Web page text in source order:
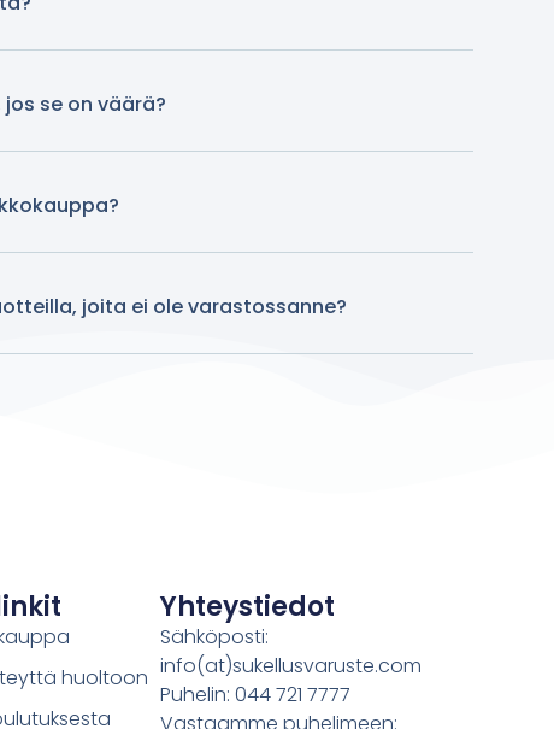
se on väärä?
joita ei ole varastossanne?
huoltoon
Yhteystiedot
Sähköposti:
info(at)sukellusvaruste.com
Puhelin: 044 721 7777
Vastaamme puhelimeen: